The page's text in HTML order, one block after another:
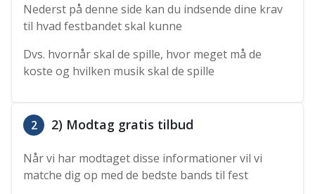
Nederst på denne side kan du indsende dine krav
til hvad festbandet skal kunne
Dvs. hvornår skal de spille, hvor meget må de
koste og hvilken musik skal de spille
2 2) Modtag gratis tilbud
Når vi har modtaget disse informationer vil vi
matche dig op med de bedste bands til fest